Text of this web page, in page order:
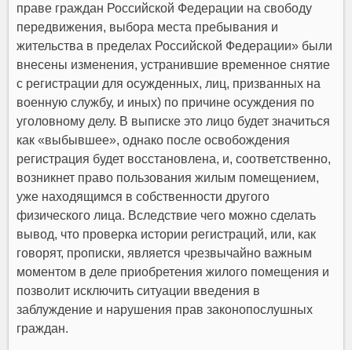
праве граждан Российской Федерации на свободу
передвижения, выбора места пребывания и
жительства в пределах Российской Федерации» были
внесены изменения, устранившие временное снятие
с регистрации для осужденных, лиц, призванных на
военную службу, и иных) по причине осуждения по
уголовному делу. В выписке это лицо будет значиться
как «выбывшее», однако после освобождения
регистрация будет восстановлена, и, соответственно,
возникнет право пользования жилым помещением,
уже находящимся в собственности другого
физического лица. Вследствие чего можно сделать
вывод, что проверка истории регистраций, или, как
говорят, прописки, является чрезвычайно важным
моментом в деле приобретения жилого помещения и
позволит исключить ситуации введения в
заблуждение и нарушения прав законопослушных
граждан.